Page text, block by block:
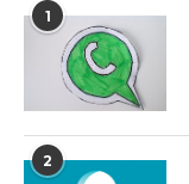
1
2